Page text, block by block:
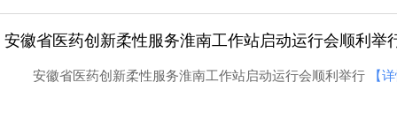
安徽省医药创新柔性服务淮南工作站启动运行会顺利举
安徽省医药创新柔性服务淮南工作站启动运行会顺利举行 【